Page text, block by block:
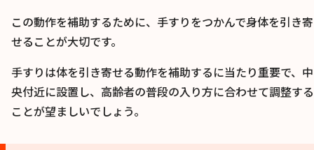
この動作を補助するために、手すりをつかんで身体を引き寄
せることが大切です。
手すりは体を引き寄せる動作を補助するに当たり重要で、中
央付近に設置し、高齢者の普段の入り方に合わせて調整する
ことが望ましいでしょう。